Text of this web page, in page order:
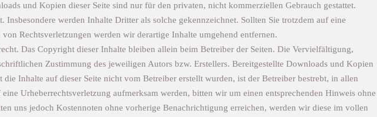
und Kopien dieser Seite sind nur für den privaten, nicht kommerziellen Gebrauch gestattet.
werden Inhalte Dritter als solche gekennzeichnet. Sollten Sie trotzdem auf eine
Rechtsverletzungen werden wir derartige Inhalte umgehend entfernen.
Das Copyright dieser Inhalte bleiben allein beim Betreiber der Seiten. Die Vervielfältigung,
Zustimmung des jeweiligen Autors bzw. Erstellers. Bereitgestellte Downloads und Kopien
Inhalte auf dieser Seite nicht vom Betreiber erstellt wurden, ist der Betreiber bestrebt, in allen
Urheberrechtsverletzung aufmerksam werden, bitten wir um einen entsprechenden Hinweis ohne
uns jedoch Kostennoten ohne vorherige Benachrichtigung erreichen, werden wir diese im vollen